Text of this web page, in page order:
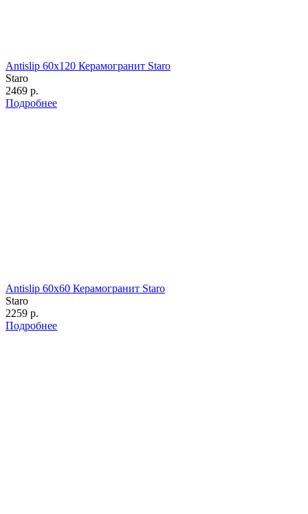
Antislip 60х120 Керамогранит Staro
Staro
2469 р.
Подробнее
Antislip 60х60 Керамогранит Staro
Staro
2259 р.
Подробнее